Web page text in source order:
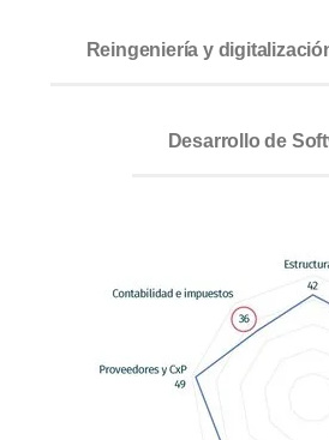
Reingeniería y
Desarrollo de